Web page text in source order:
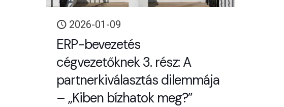
2026-01-09
ERP-bevezetés
cégvezetőknek 3. rész: A
partnerkiválasztás dilemmája
– „Kiben bízhatok meg?”